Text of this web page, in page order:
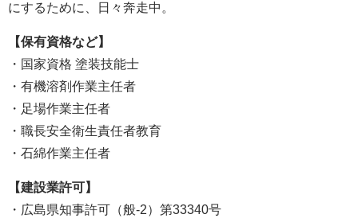
にするために、日々奔走中。
【保有資格など】
・国家資格 塗装技能士
・有機溶剤作業主任者
・足場作業主任者
・職長安全衛生責任者教育
・石綿作業主任者
【建設業許可】
・広島県知事許可（般-2）第33340号